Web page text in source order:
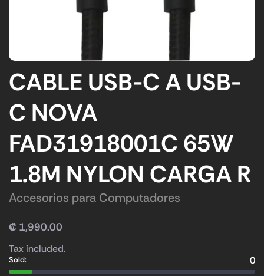
CABLE USB-C A USB-
C NOVA
FAD31918001C 65W
1.8M NYLON CARGA R
Accesorios para Computadores
₡ 1,990.00
Tax included.
Sold: 0